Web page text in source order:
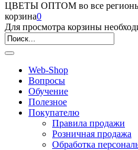
ЦВЕТЫ ОПТОМ во все
корзина0
Для просмотра корзины
Web-Shop
Вопросы
Обучение
Полезное
Покупателю
Правила продажи
Розничная продажа
Обработка